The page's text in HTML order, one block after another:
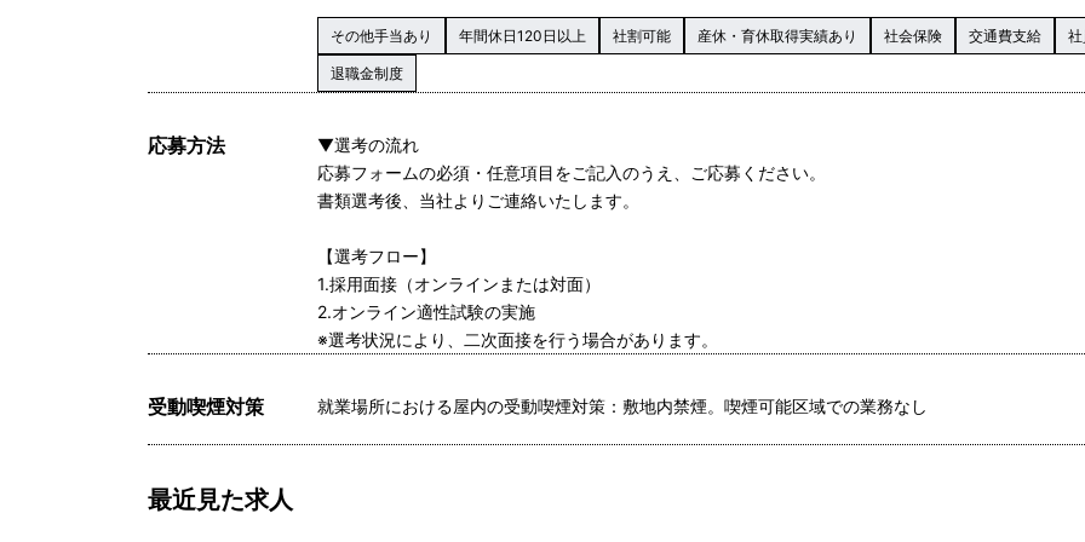
その他手当あり 年間休日120日以上 社割可能 産休・育休取得実績あり 社会保険 交通費支給
退職金制度
応募方法
▼選考の流れ
応募フォームの必須・任意項目をご記入のうえ、ご応募ください。
書類選考後、当社よりご連絡いたします。
【選考フロー】
1.採用面接（オンラインまたは対面）
2.オンライン適性試験の実施
※選考状況により、二次面接を行う場合があります。
受動喫煙対策 就業場所における屋内の受動喫煙対策：敷地内禁煙。喫煙可能区域での業務なし
最近見た求人